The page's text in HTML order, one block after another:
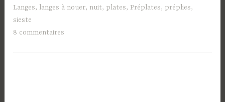
nuit
langes,
Langes, langes à nouer, nuit, plates, Préplates, préplies,
sieste
8 commentaires